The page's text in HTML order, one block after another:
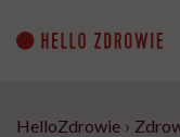
content
HelloZdrowie ›